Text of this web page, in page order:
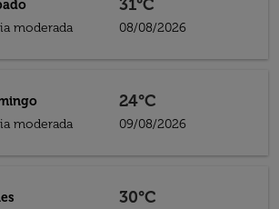
moderada
31°C
08/08/2026
moderada
24°C
09/08/2026
30°C